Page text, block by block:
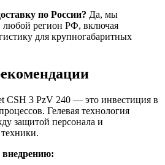
по России? Да, мы
любой регион РФ, включая
для крупногабаритных
CSH 3 PzV 240 — это инвестиция в
Гелевая технология
защитой персонала и